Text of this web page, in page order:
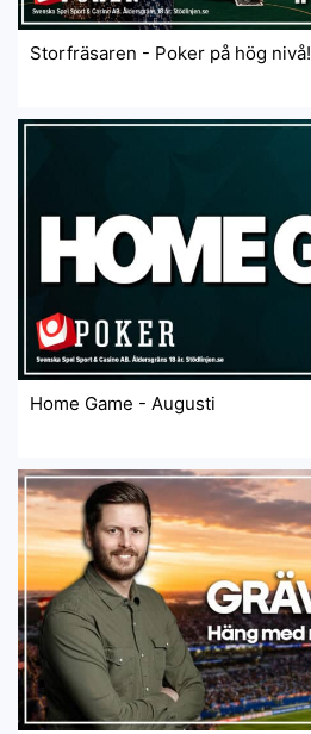
Storfräsaren - Poker på hög nivå!
Home Game - Augusti